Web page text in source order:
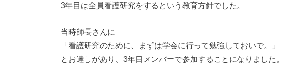
3年目は全員看護研究をするという教育方針でした。
当時師長さんに
「看護研究のために、まずは学会に行って勉強しておいで。」
とお達しがあり、3年目メンバーで参加することになりました。